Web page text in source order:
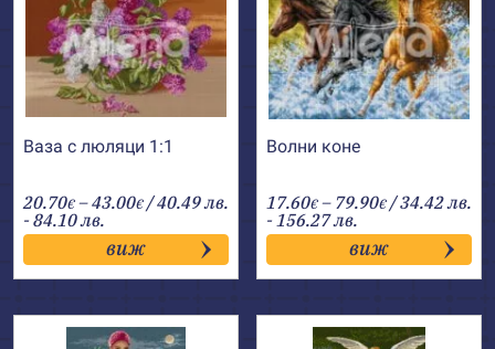
Ваза с люляци 1:1
20.70€ –43.00€Price
range:
20.70€
through
43.00€
/ 40.49 лв.
- 84.10 лв.
виж
Волни коне
17.60€ – 79.90€Price
range:
17.60€
through
79.90€
/ 34.42 лв.
- 156.27 лв.
виж